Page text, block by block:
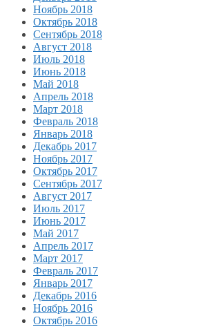
Ноябрь 2018
Октябрь 2018
Сентябрь 2018
Август 2018
Июль 2018
Июнь 2018
Май 2018
Апрель 2018
Март 2018
Февраль 2018
Январь 2018
Декабрь 2017
Ноябрь 2017
Октябрь 2017
Сентябрь 2017
Август 2017
Июль 2017
Июнь 2017
Май 2017
Апрель 2017
Март 2017
Февраль 2017
Январь 2017
Декабрь 2016
Ноябрь 2016
Октябрь 2016